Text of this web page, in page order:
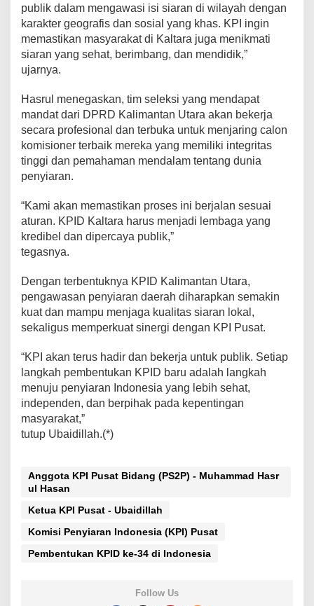
publik dalam mengawasi isi siaran di wilayah dengan
karakter geografis dan sosial yang khas. KPI ingin
memastikan masyarakat di Kaltara juga menikmati
siaran yang sehat, berimbang, dan mendidik,”
ujarnya.
Hasrul menegaskan, tim seleksi yang mendapat
mandat dari DPRD Kalimantan Utara akan bekerja
secara profesional dan terbuka untuk menjaring calon
komisioner terbaik mereka yang memiliki integritas
tinggi dan pemahaman mendalam tentang dunia
penyiaran.
“Kami akan memastikan proses ini berjalan sesuai
aturan. KPID Kaltara harus menjadi lembaga yang
kredibel dan dipercaya publik,”
tegasnya.
Dengan terbentuknya KPID Kalimantan Utara,
pengawasan penyiaran daerah diharapkan semakin
kuat dan mampu menjaga kualitas siaran lokal,
sekaligus memperkuat sinergi dengan KPI Pusat.
“KPI akan terus hadir dan bekerja untuk publik. Setiap
langkah pembentukan KPID baru adalah langkah
menuju penyiaran Indonesia yang lebih sehat,
independen, dan berpihak pada kepentingan
masyarakat,”
tutup Ubaidillah.(*)
Anggota KPI Pusat Bidang (PS2P) - Muhammad Hasr
ul Hasan
Ketua KPI Pusat - Ubaidillah
Komisi Penyiaran Indonesia (KPI) Pusat
Pembentukan KPID ke-34 di Indonesia
Follow Us